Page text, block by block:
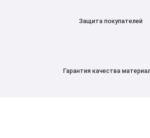
Защита покупателей
Гарантия качества